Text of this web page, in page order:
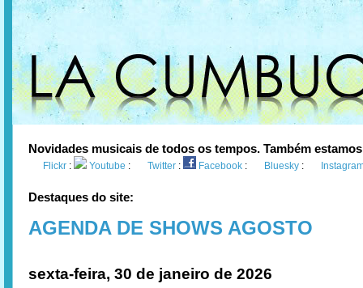
Novidades musicais de todos os tempos. Também
Flickr : Youtube : Twitter : Facebook : Bluesky :
Destaques do site:
AGENDA DE SHOWS AGOSTO
sexta-feira, 30 de janeiro de 2026